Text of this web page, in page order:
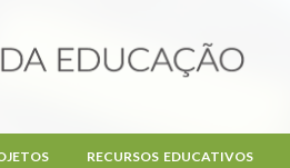
RECURSOS EDUCATIVOS